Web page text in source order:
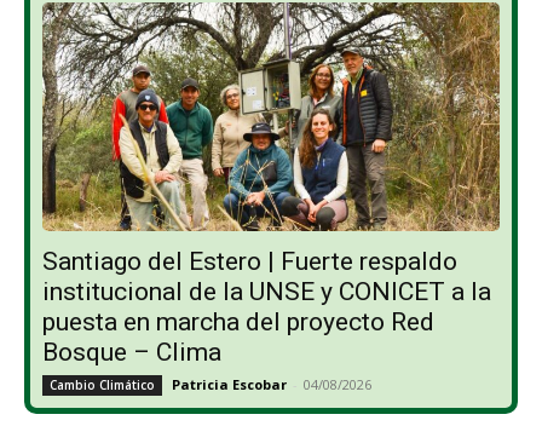
Santiago del Estero | Fuerte respaldo
institucional de la UNSE y CONICET a la
puesta en marcha del proyecto Red
Bosque – Clima
Cambio Climático Patricia Escobar - 04/08/2026